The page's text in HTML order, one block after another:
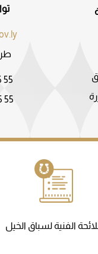
55
55
الفنية لسباق الخيل